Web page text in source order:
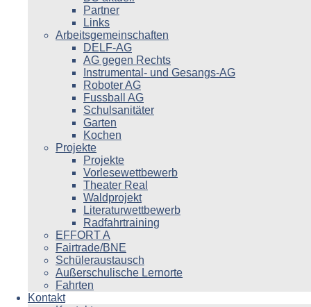
Partner
Links
Arbeitsgemeinschaften
DELF-AG
AG gegen Rechts
Instrumental- und Gesangs-AG
Roboter AG
Fussball AG
Schulsanitäter
Garten
Kochen
Projekte
Projekte
Vorlesewettbewerb
Theater Real
Waldprojekt
Literaturwettbewerb
Radfahrtraining
EFFORT A
Fairtrade/BNE
Schüleraustausch
Außerschulische Lernorte
Fahrten
Kontakt